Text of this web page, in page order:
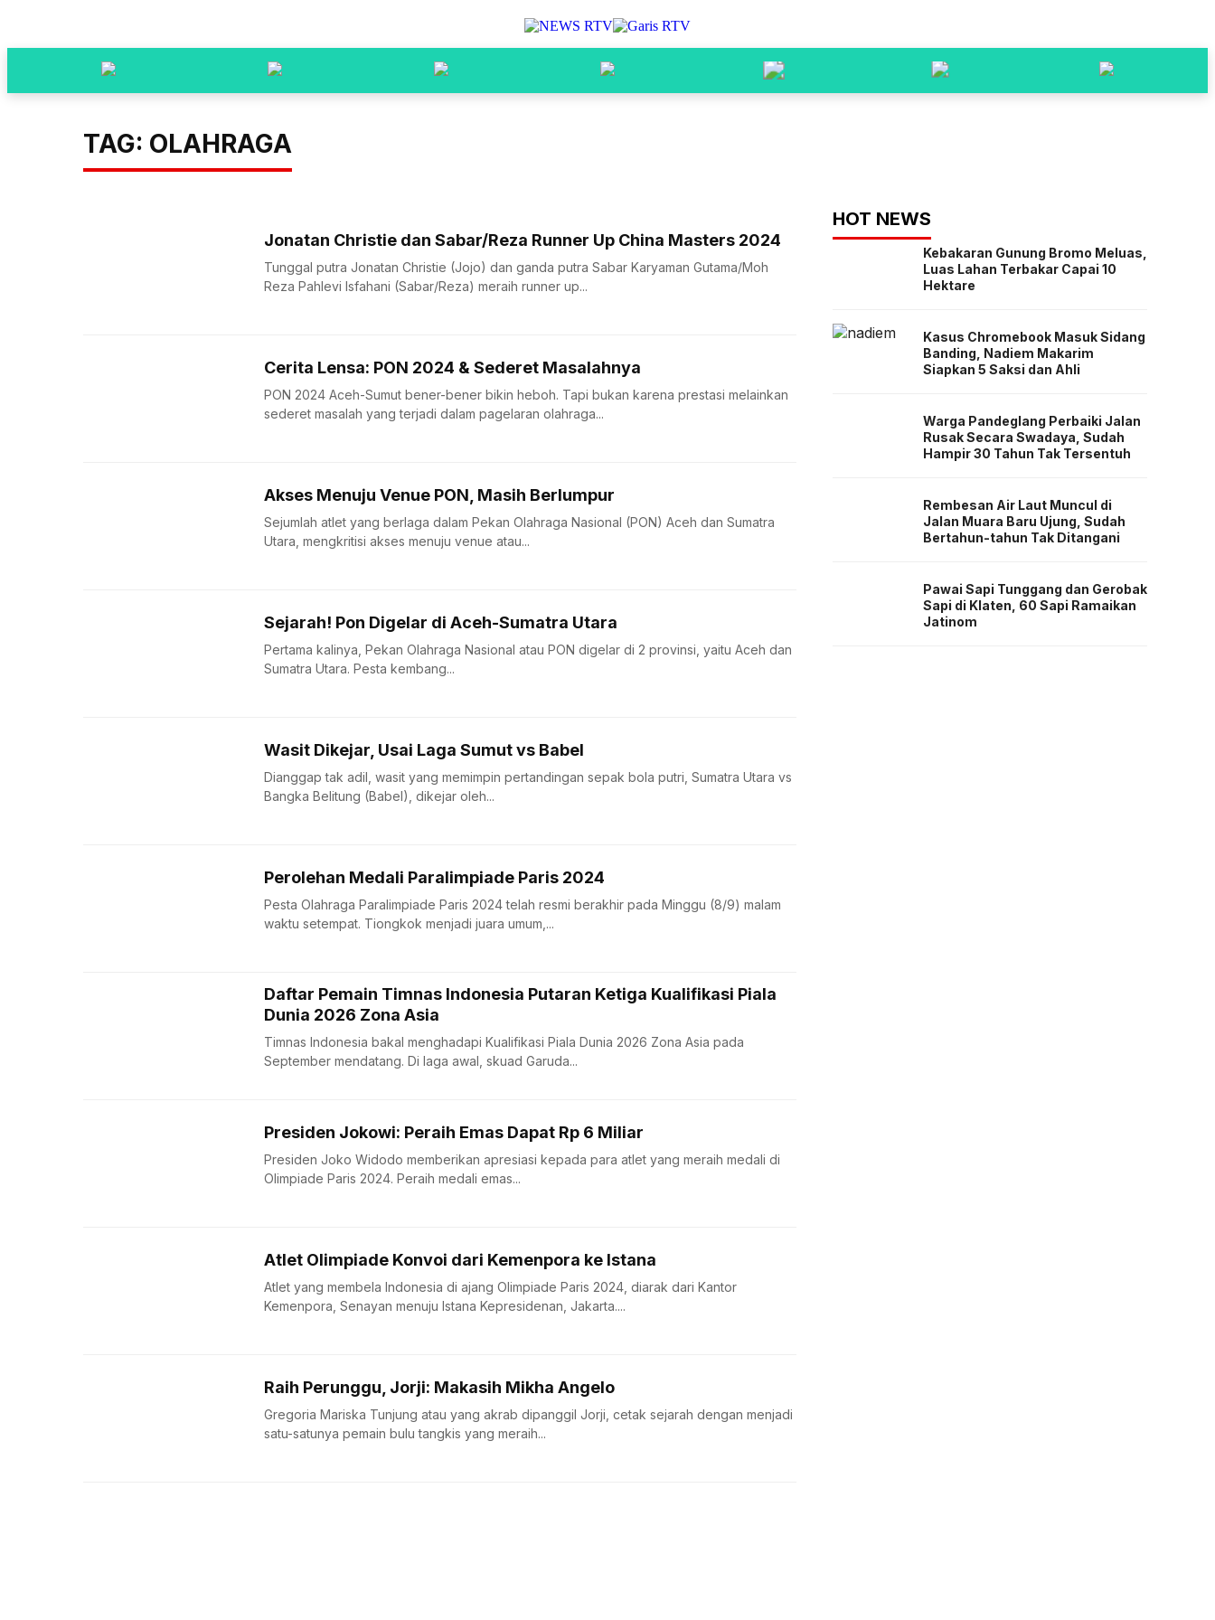
TAG: OLAHRAGA
Jonatan Christie dan Sabar/Reza Runner Up China Masters 2024
Tunggal putra Jonatan Christie (Jojo) dan ganda putra Sabar Karyaman Gutama/Moh
Reza Pahlevi Isfahani (Sabar/Reza) meraih runner up...
Cerita Lensa: PON 2024 & Sederet Masalahnya
PON 2024 Aceh-Sumut bener-bener bikin heboh. Tapi bukan karena prestasi melainkan
sederet masalah yang terjadi dalam pagelaran olahraga...
Akses Menuju Venue PON, Masih Berlumpur
Sejumlah atlet yang berlaga dalam Pekan Olahraga Nasional (PON) Aceh dan Sumatra
Utara, mengkritisi akses menuju venue atau...
Sejarah! Pon Digelar di Aceh-Sumatra Utara
Pertama kalinya, Pekan Olahraga Nasional atau PON digelar di 2 provinsi, yaitu Aceh dan
Sumatra Utara. Pesta kembang...
Wasit Dikejar, Usai Laga Sumut vs Babel
Dianggap tak adil, wasit yang memimpin pertandingan sepak bola putri, Sumatra Utara vs
Bangka Belitung (Babel), dikejar oleh...
Perolehan Medali Paralimpiade Paris 2024
Pesta Olahraga Paralimpiade Paris 2024 telah resmi berakhir pada Minggu (8/9) malam
waktu setempat. Tiongkok menjadi juara umum,...
Daftar Pemain Timnas Indonesia Putaran Ketiga Kualifikasi Piala
Dunia 2026 Zona Asia
Timnas Indonesia bakal menghadapi Kualifikasi Piala Dunia 2026 Zona Asia pada
September mendatang. Di laga awal, skuad Garuda...
Presiden Jokowi: Peraih Emas Dapat Rp 6 Miliar
Presiden Joko Widodo memberikan apresiasi kepada para atlet yang meraih medali di
Olimpiade Paris 2024. Peraih medali emas...
Atlet Olimpiade Konvoi dari Kemenpora ke Istana
Atlet yang membela Indonesia di ajang Olimpiade Paris 2024, diarak dari Kantor
Kemenpora, Senayan menuju Istana Kepresidenan, Jakarta....
Raih Perunggu, Jorji: Makasih Mikha Angelo
Gregoria Mariska Tunjung atau yang akrab dipanggil Jorji, cetak sejarah dengan menjadi
satu-satunya pemain bulu tangkis yang meraih...
HOT NEWS
Kebakaran Gunung Bromo Meluas,
Luas Lahan Terbakar Capai 10
Hektare
Kasus Chromebook Masuk Sidang
Banding, Nadiem Makarim
Siapkan 5 Saksi dan Ahli
Warga Pandeglang Perbaiki Jalan
Rusak Secara Swadaya, Sudah
Hampir 30 Tahun Tak Tersentuh
Rembesan Air Laut Muncul di
Jalan Muara Baru Ujung, Sudah
Bertahun-tahun Tak Ditangani
Pawai Sapi Tunggang dan Gerobak
Sapi di Klaten, 60 Sapi Ramaikan
Jatinom